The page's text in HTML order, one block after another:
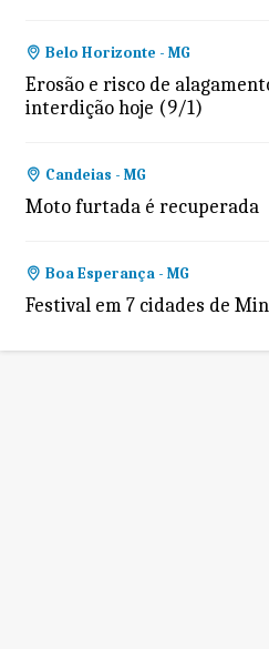
Belo Horizonte - MG
Erosão e risco de
interdição hoje (9/1)
Candeias - MG
Moto furtada é recuperada
Boa Esperança - MG
Festival em 7 cidades de